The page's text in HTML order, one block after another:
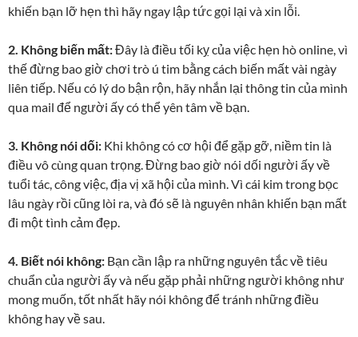
khiến bạn lỡ hẹn thì hãy ngay lập tức gọi lại và xin lỗi.
2. Không biến mất:Đây là điều tối kỵ của việc hẹn hò online, vì
thế đừng bao giờ chơi trò ú tim bằng cách biến mất vài ngày
liên tiếp. Nếu có lý do bận rộn, hãy nhắn lại thông tin của mình
qua mail để người ấy có thể yên tâm về bạn.
3. Không nói dối: Khi không có cơ hội để gặp gỡ, niềm tin là
điều vô cùng quan trọng. Đừng bao giờ nói dối người ấy về
tuổi tác, công việc, địa vị xã hội của mình. Vì cái kim trong bọc
lâu ngày rồi cũng lòi ra, và đó sẽ là nguyên nhân khiến bạn mất
đi một tình cảm đẹp.
4. Biết nói không: Bạn cần lập ra những nguyên tắc về tiêu
chuẩn của người ấy và nếu gặp phải những người không như
mong muốn, tốt nhất hãy nói không để tránh những điều
không hay về sau.